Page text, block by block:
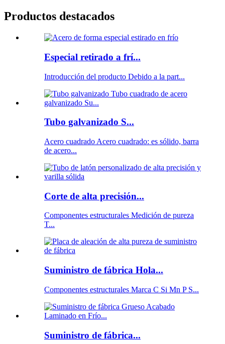
Productos destacados
Especial retirado a frí...
Introducción del producto Debido a la part...
Tubo galvanizado S...
Acero cuadrado Acero cuadrado: es sólido, barra
de acero...
Corte de alta precisión...
Componentes estructurales Medición de pureza
T...
Suministro de fábrica Hola...
Componentes estructurales Marca C Si Mn P S...
Suministro de fábrica...